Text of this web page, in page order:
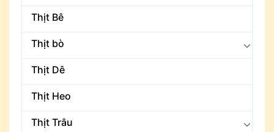
Thịt Bê
Thịt bò
Thịt Dê
Thịt Heo
Thịt Trâu